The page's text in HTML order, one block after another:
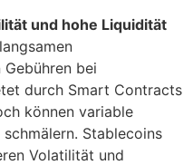
und hohe Liquidität
bei
durch Smart Contracts
können variable
Stablecoins
Volatilität und